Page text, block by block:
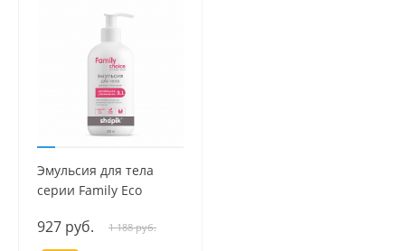
Эмульсия для тела
серии Family Есо
927 руб. 1 188 руб.